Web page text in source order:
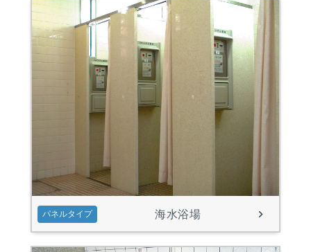
パネルタイプ 海水浴場